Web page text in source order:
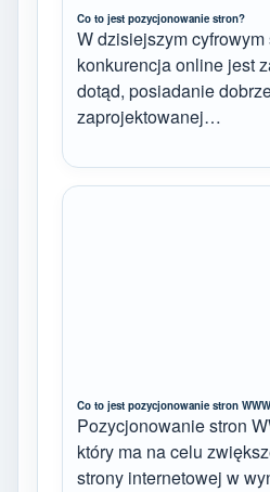
Co to jest pozycjonowanie stron?
W dzisiejszym
konkurencja online jest
dotąd, posiadanie
zaprojektowanej…
Co to jest pozycjonowanie stron
Pozycjonowanie stron
który ma na celu
strony internetowej w